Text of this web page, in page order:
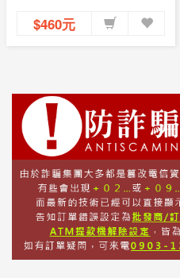
$460元